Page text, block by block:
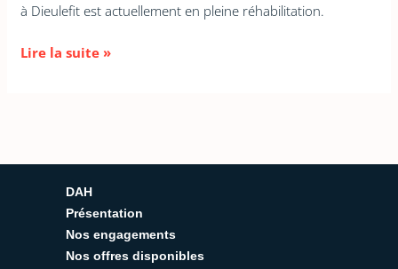
à Dieulefit est actuellement en pleine réhabilitation.
Lire la suite »
DAH
Présentation
Nos engagements
Nos offres disponibles